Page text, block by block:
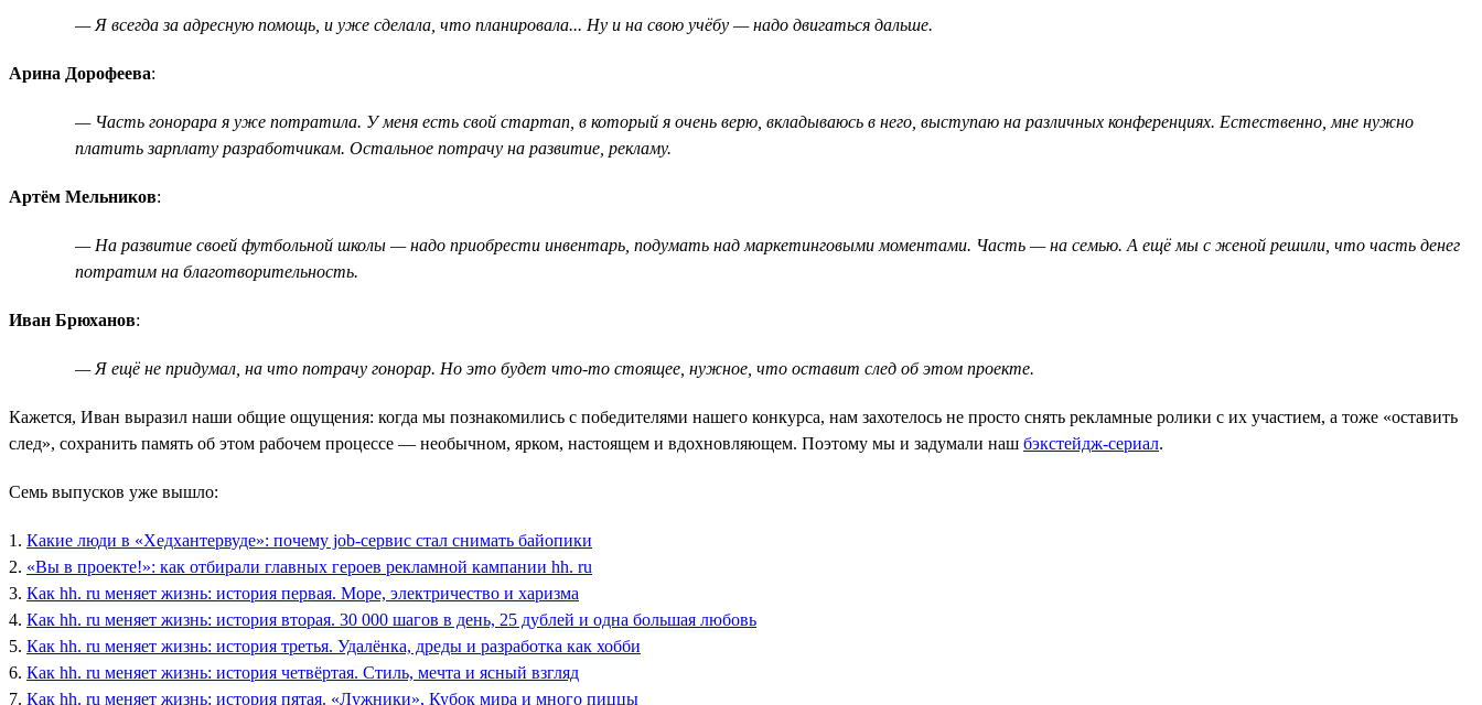
— Я всегда за адресную помощь, и уже сделала, что планировала... Ну и на свою учёбу — надо двигаться дальше.
Арина Дорофеева:
— Часть гонорара я уже потратила. У меня есть свой стартап, в который я очень верю, вкладываюсь в него, выступаю на различных конференциях. Естественно, мне нужно
платить зарплату разработчикам. Остальное потрачу на развитие, рекламу.
Артём Мельников:
— На развитие своей футбольной школы — надо приобрести инвентарь, подумать над маркетинговыми моментами. Часть — на семью. А ещё мы с женой решили, что часть денег
потратим на благотворительность.
Иван Брюханов:
— Я ещё не придумал, на что потрачу гонорар. Но это будет что-то стоящее, нужное, что оставит след об этом проекте.
Кажется, Иван выразил наши общие ощущения: когда мы познакомились с победителями нашего конкурса, нам захотелось не просто снять рекламные ролики с их участием, а тоже «оставить
след», сохранить память об этом рабочем процессе — необычном, ярком, настоящем и вдохновляющем. Поэтому мы и задумали наш бэкстейдж-сериал.
Семь выпусков уже вышло:
1. Какие люди в «Хедхантервуде»: почему job-сервис стал снимать байопики
2. «Вы в проекте!»: как отбирали главных героев рекламной кампании hh. ru
3. Как hh. ru меняет жизнь: история первая. Море, электричество и харизма
4. Как hh. ru меняет жизнь: история вторая. 30 000 шагов в день, 25 дублей и одна большая любовь
5. Как hh. ru меняет жизнь: история третья. Удалёнка, дреды и разработка как хобби
6. Как hh. ru меняет жизнь: история четвёртая. Стиль, мечта и ясный взгляд
7. Как hh. ru меняет жизнь: история пятая. «Лужники», Кубок мира и много пиццы